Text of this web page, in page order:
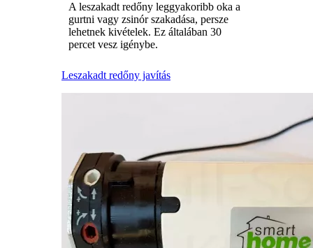
A leszakadt redőny leggyakoribb oka a
gurtni vagy zsinór szakadása, persze
lehetnek kivételek. Ez általában 30
percet vesz igénybe.
Leszakadt redőny javítás